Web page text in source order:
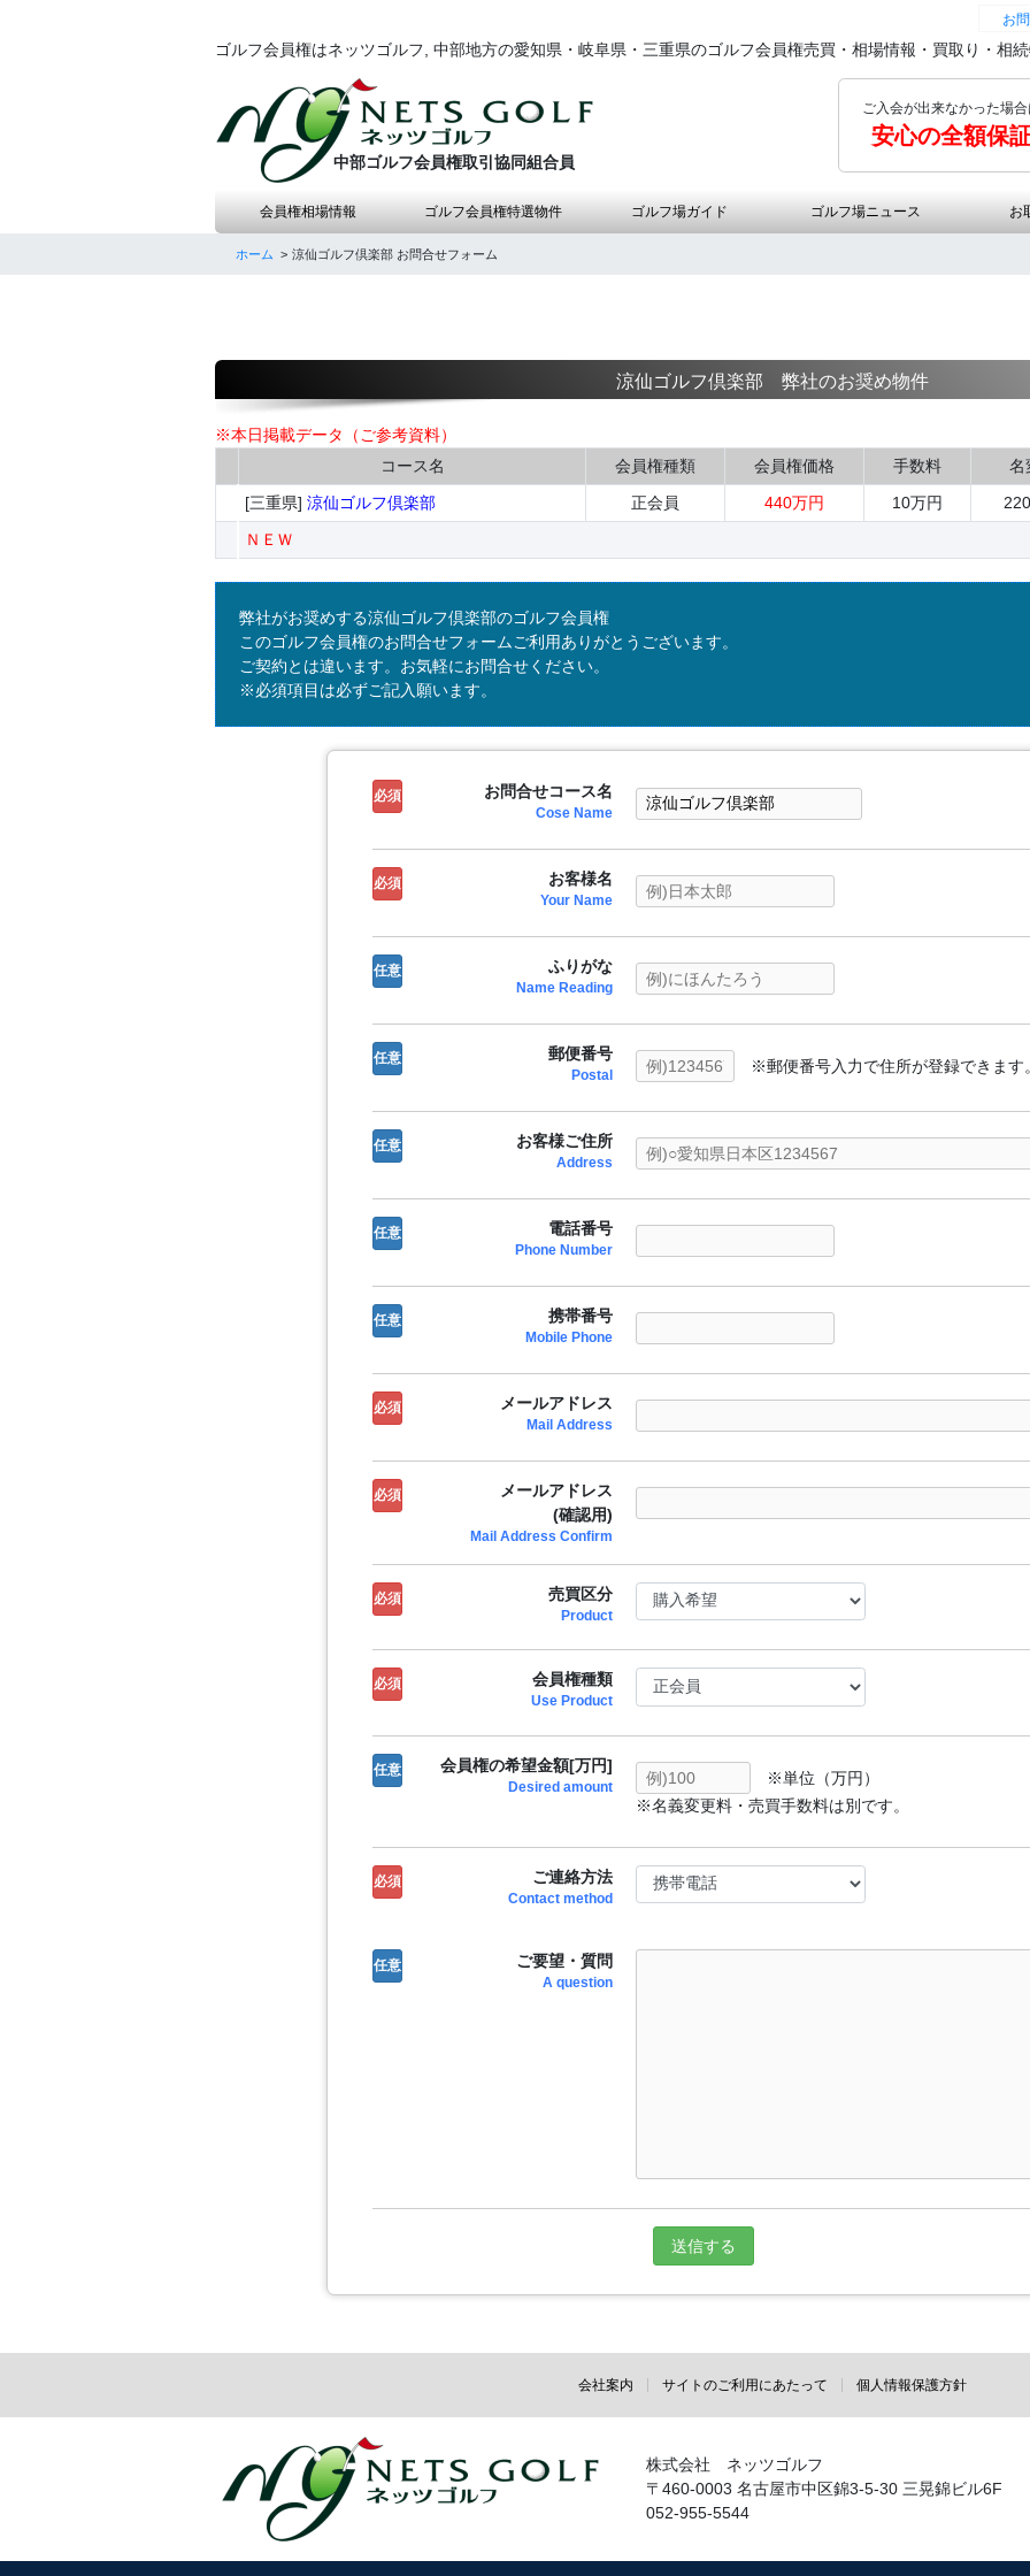
お
ゴルフ会員権はネッツゴルフ, 中部地方の愛知県・岐阜県・三重県のゴルフ会員権売買・相場情報・買取り・相
中部ゴルフ会員権取引協同組合員
ご入会が出来なかった場
安心の全額保
会員権相場情報 ゴルフ会員権特選物件 ゴルフ場ガイド ゴルフ場ニュース お
ホーム 涼仙ゴルフ倶楽部 お問合せフォーム
涼仙ゴルフ倶楽部 弊社のお奨め物件
※本日掲載データ（ご参考資料）
コース名
会員権種類 会員権価格 手数料
名
[三重県] 涼仙ゴルフ倶楽部 正会員 440万円 10万円
ＮＥＷ
弊社がお奨めする涼仙ゴルフ倶楽部のゴルフ会員権
このゴルフ会員権のお問合せフォームご利用ありがとうございます。
ご契約とは違います。お気軽にお問合せください。
※必須項目は必ずご記入願います。
必須 お問合せコース名
Cose Name
必須 お客様名
Your Name
任意 ふりがな
Name Reading
任意 郵便番号
Postal ※郵便番号入力で住所が登録できます
任意 お客様ご住所
Address
任意 電話番号
Phone Number
任意 携帯番号
Mobile Phone
必須 メールアドレス
Mail Address
必須
メールアドレス
(確認用)
Mail Address Confirm
必須 売買区分
Product
必須 会員権種類
Use Product
任意 会員権の希望金額[万円]
Desired amount
※単位（万円）
※名義変更料・売買手数料は別です。
必須 ご連絡方法
Contact method
任意 ご要望・質問
A question
会社案内 サイトのご利用にあたって 個人情報保護方針
株式会社 ネッツゴルフ
〒460-0003 名古屋市中区錦3-5-30 三晃錦ビル6F
052-955-5544